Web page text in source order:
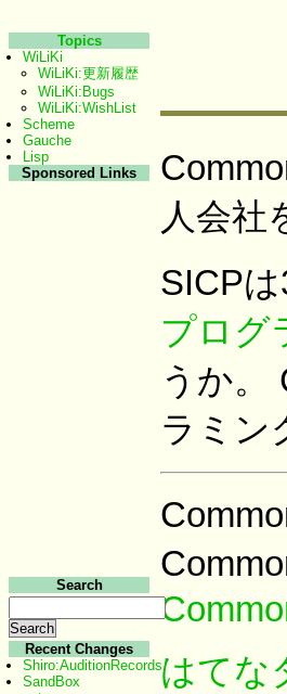
人会社
SICP
プログ
うか。
ラミン
はてな
Topics
WiLiKi
WiLiKi:更新履歴
WiLiKi:Bugs
WiLiKi:WishList
Scheme
Gauche
Lisp
Sponsored Links
Search
Recent Changes
Shiro:AuditionRecords
SandBox